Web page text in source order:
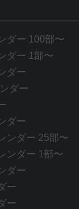
ダー 100部〜
ダー 1部〜
ダー
ダー
ダー
ンダー 25部〜
ンダー 1部〜
ダー
ー
ー